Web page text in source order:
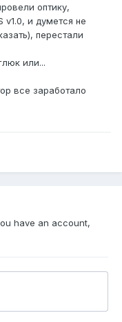
оптику,
v1.0, и думется не
перестали
или...
все заработало
have an account,